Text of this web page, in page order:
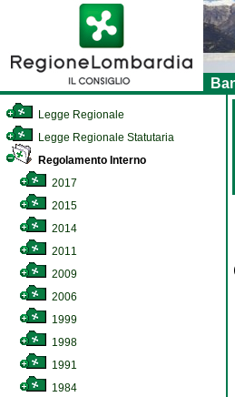
Legge Regionale
Legge Regionale Statutaria
Regolamento Interno
2017
2015
2014
2011
2009
2006
1999
1998
1991
1984